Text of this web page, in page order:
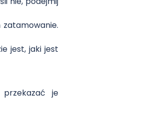
jest, jaki jest
je